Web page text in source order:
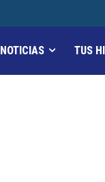
NOTICIAS TUS